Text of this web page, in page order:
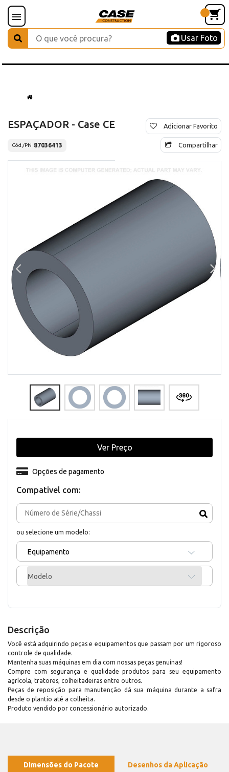
Usar Foto
ESPAÇADOR - Case CE
Cód./PN 87036413
Adicionar Favorito
Compartilhar
Compativel com:
ou selecione um modelo:
Equipamento
Modelo
Opções de pagamento
Ver Preço
Descrição
Você está adquirindo peças e equipamentos que passam por um rigoroso
controle de qualidade.
Mantenha suas máquinas em dia com nossas peças genuínas!
Compre com segurança e qualidade produtos para seu equipamento
agrícola, tratores, colheitadeiras entre outros.
Peças de reposição para manutenção dá sua máquina durante a safra
desde o plantio até a colheita.
Produto vendido por concessionário autorizado.
Dimensões do Pacote Desenhos da Aplicação